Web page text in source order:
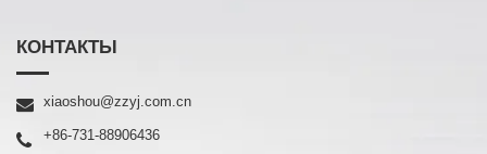
КОНТАКТЫ
xiaoshou@zzyj.com.cn
+86-731-88906436